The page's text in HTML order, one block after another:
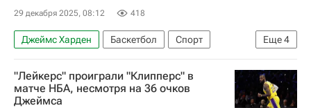
29 декабря 2025, 08:12 418
Еще4
Джеймс Харден Баскетбол
Спорт
Кейд Каннингем
Кавай Леонард
Лос-Анджелес Клипперс
Детройт Пистонс
"Лейкерс" проиграли "Клипперс" в
матче НБА, несмотря на 36 очков
Джеймса